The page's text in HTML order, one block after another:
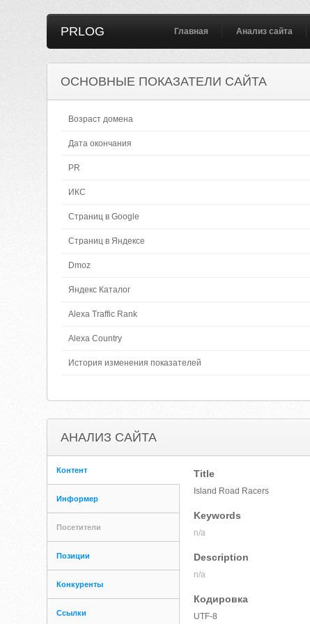
PRLOG Главная Анализ сайта
ОСНОВНЫЕ ПОКАЗАТЕЛИ САЙТА
Возраст домена
Дата окончания
PR
ИКС
Страниц в Google
Страниц в Яндексе
Dmoz
Яндекс Каталог
Alexa Traffic Rank
Alexa Country
История изменения показателей
АНАЛИЗ САЙТА
Контент
Информер
Посетители
Позиции
Конкуренты
Ссылки
Title
Island Road Racers
Keywords
n/a
Description
n/a
Кодировка
UTF-8